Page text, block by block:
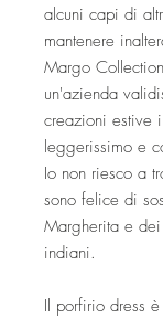
alcuni capi di
mantenere
Margo
un'azienda
creazioni estive
leggerissimo e
Io non riesco a
sono felice di
Margherita e
indiani.
Il porfirio dress